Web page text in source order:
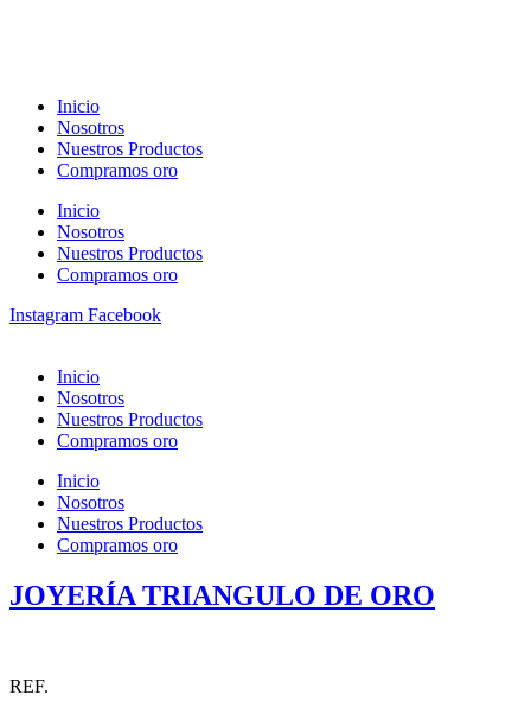
Inicio
Nosotros
Nuestros Productos
Compramos oro
Inicio
Nosotros
Nuestros Productos
Compramos oro
Instagram Facebook
Inicio
Nosotros
Nuestros Productos
Compramos oro
Inicio
Nosotros
Nuestros Productos
Compramos oro
JOYERÍA TRIANGULO DE ORO
REF.